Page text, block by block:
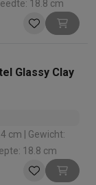
18.8 cm
Glassy Clay
18.8 cm